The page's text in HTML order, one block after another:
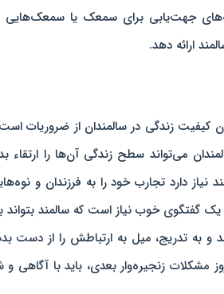
جهت‌یابی برای سمعک یا سمعک‌هایی
ارائه دهد.
کیفیت زندگی در سالمندان از
می‌تواند سطح زندگی آن‌ها را ارتقاء
نیاز دارد تجارب خود را به فرزندان و
یک گفتگوی خوب نیاز است که سالمند
به تدریج، میل به ارتباطش را از
مشکلات زنجیره‌وار بعدی، باید با آگاهی